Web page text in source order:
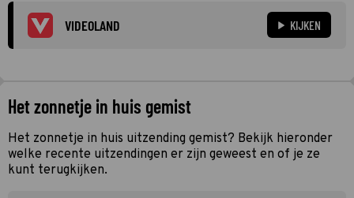
VIDEOLAND KIJKEN
Het zonnetje in huis gemist
Het zonnetje in huis uitzending gemist? Bekijk hieronder
welke recente uitzendingen er zijn geweest en of je ze
kunt terugkijken.